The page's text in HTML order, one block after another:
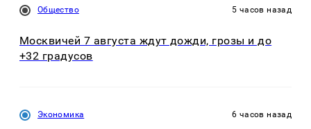
Общество 5 часов назад
Москвичей 7 августа ждут дожди, грозы и до
+32 градусов
Экономика 6 часов назад